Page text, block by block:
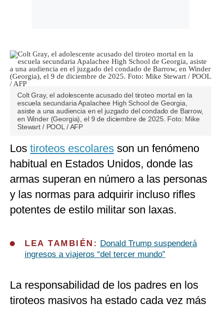
Colt Gray, el adolescente acusado del tiroteo mortal en la
escuela secundaria Apalachee High School de Georgia,
asiste a una audiencia en el juzgado del condado de Barrow,
en Winder (Georgia), el 9 de diciembre de 2025. Foto: Mike
Stewart / POOL / AFP
Los tiroteos escolares son un fenómeno
habitual en Estados Unidos, donde las
armas superan en número a las personas
y las normas para adquirir incluso rifles
potentes de estilo militar son laxas.
LEA TAMBIÉN:
Donald Trump suspenderá
ingresos a viajeros “del tercer mundo”
La responsabilidad de los padres en los
tiroteos masivos ha estado cada vez más